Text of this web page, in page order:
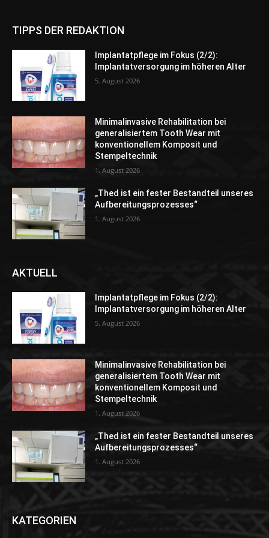
TIPPS DER REDAKTION
Implantatpflege im Fokus (2/2):
Implantatversorgung im höheren Alter
5. August 2026
Minimalinvasive Rehabilitation bei
generalisiertem Tooth Wear mit
konventionellem Komposit und
Stempeltechnik
1. August 2026
„Thed ist ein fester Bestandteil unseres
Aufbereitungsprozesses“
1. August 2026
AKTUELL
Implantatpflege im Fokus (2/2):
Implantatversorgung im höheren Alter
5. August 2026
Minimalinvasive Rehabilitation bei
generalisiertem Tooth Wear mit
konventionellem Komposit und
Stempeltechnik
1. August 2026
„Thed ist ein fester Bestandteil unseres
Aufbereitungsprozesses“
1. August 2026
KATEGORIEN